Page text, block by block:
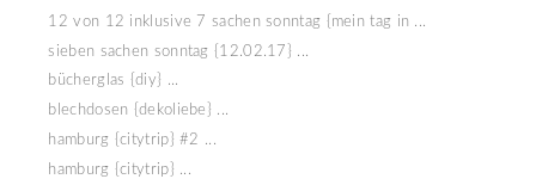
12 von 12 inklusive 7 sachen sonntag {mein tag in ...
sieben sachen sonntag {12.02.17} ...
bücherglas {diy} ...
blechdosen {dekoliebe} ...
hamburg {citytrip} #2 ...
hamburg {citytrip} ...